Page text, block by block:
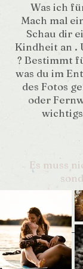
Was ich
Mach mal
Schau dir
Kindheit an .
? Bestimmt
was du im
des Fotos
oder
Es muss